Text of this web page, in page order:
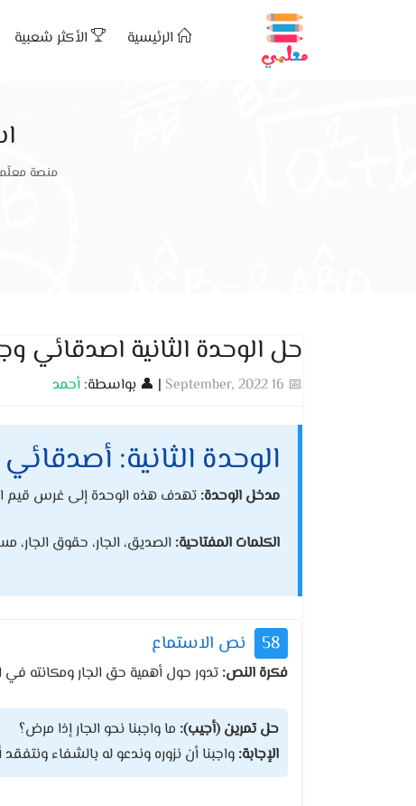
الرئيسية الأكثر شعبية
منصة
حل الوحدة الثانية اصدقائي
📅 16 September, 2022 | 👤 بواسطة: أحمد
الوحدة الثانية:
مدخل الوحدة: تهدف هذه الوحدة إلى غرس قيم
الكلمات المفتاحية: الصديق، الجار، حقوق الجار،
58 نص الاستماع
فكرة النص: تدور حول أهمية حق الجار ومكانته في
حل تمرين (أجيب): ما واجبنا نحو الجار إذا مرض؟
الإجابة:واجبنا أن نزوره وندعو له بالشفاء ونتفقد